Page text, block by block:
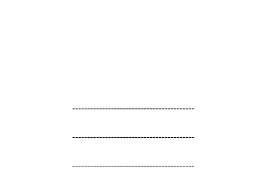
-----------------------------------------
-----------------------------------------
-----------------------------------------